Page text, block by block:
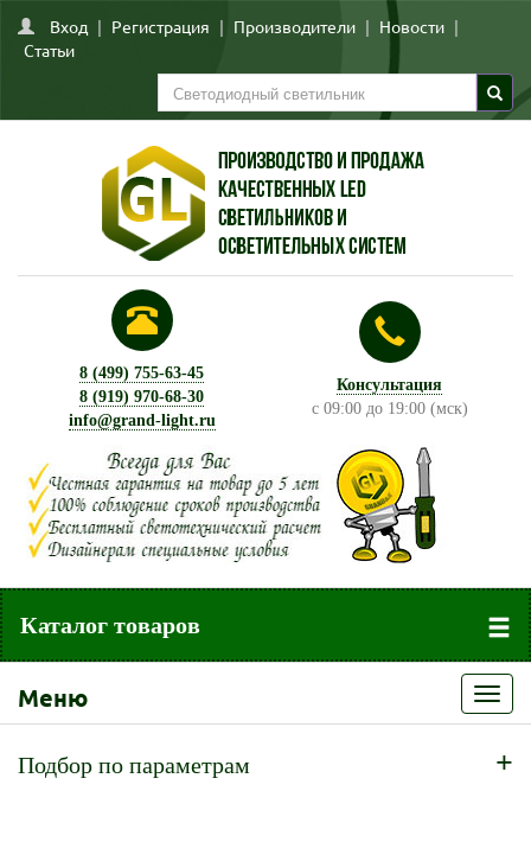
Вход | Регистрация | Производители | Новости |
Статьи
8 (499) 755-63-45
8 (919) 970-68-30
info@grand-light.ru
Консультация
с 09:00 до 19:00 (мск)
Каталог товаров
Меню
Подбор по параметрам +